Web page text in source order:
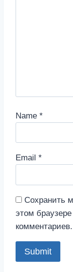
Name *
Email *
Сохранить
этом
комментариев.